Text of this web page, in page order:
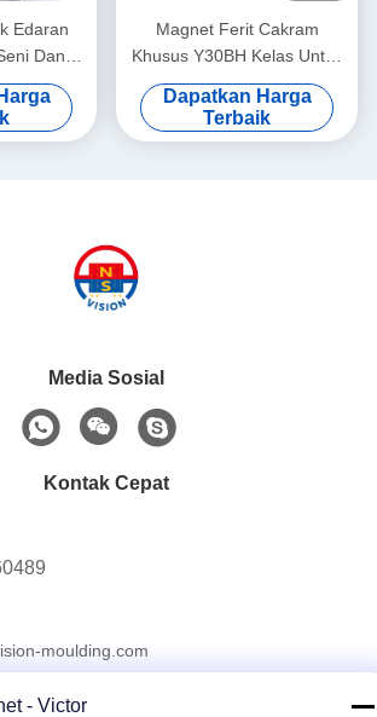
Edaran
Dan
/ Papan
Magnet Ferit Cakram
Khusus Y30BH Kelas Untuk
Motor D20 * 13mm Kekuatan
Tinggi
Dapatkan Harga
Terbaik
Media Sosial
Kontak Cepat
moulding.com
- Victor